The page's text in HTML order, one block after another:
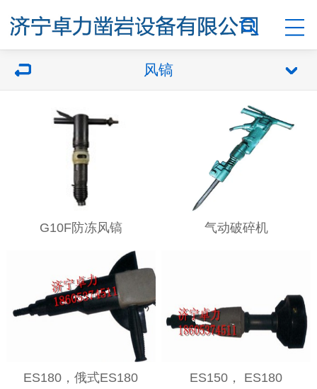
风镐
G10F防冻风镐 气动破碎机
ES180，俄式ES180 ES150， ES180